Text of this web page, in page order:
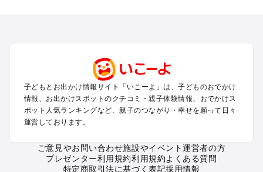
関西のプールおでかけ
中国･四国のプールおでかけ
九州･沖縄のプールおでかけ
定番お出かけスポット
子どもとお出かけ情報サイト「いこーよ」は、子どものおでかけ
情報、お出かけスポットのクチコミ・親子体験情報、おでかけス
ポット人気ランキングなど、親子のつながり・幸せを願って日々
運営しております。
ご意見やお問い合わせ施設やイベント運営者の方
プレゼンター利用規約利用規約よくある質問
特定商取引法に基づく表記採用情報